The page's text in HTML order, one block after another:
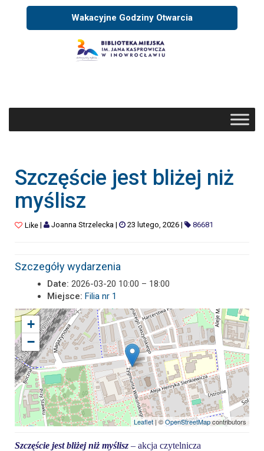
Wakacyjne Godziny Otwarcia
Szczęście jest bliżej niż
myślisz
Like| Joanna Strzelecka | 23 lutego, 2026| 86681
Szczegóły wydarzenia
Date: 2026-03-20 10:00 – 18:00
Miejsce: Filia nr 1
+
−
Leaflet | ©OpenStreetMapcontributors
Szczęście jest bliżej niż myślisz – akcja czytelnicza